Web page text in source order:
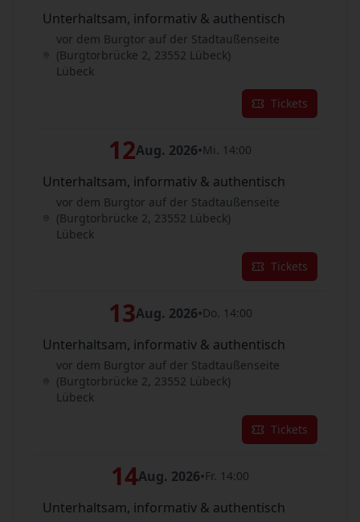
Unterhaltsam, informativ & authentisch
vor dem Burgtor auf der Stadtaußenseite
(Burgtorbrücke 2, 23552 Lübeck)
Lübeck
Tickets
12Aug. 2026•Mi. 14:00
Unterhaltsam, informativ & authentisch
vor dem Burgtor auf der Stadtaußenseite
(Burgtorbrücke 2, 23552 Lübeck)
Lübeck
Tickets
13Aug. 2026•Do. 14:00
Unterhaltsam, informativ & authentisch
vor dem Burgtor auf der Stadtaußenseite
(Burgtorbrücke 2, 23552 Lübeck)
Lübeck
Tickets
14Aug. 2026•Fr. 14:00
Unterhaltsam, informativ & authentisch